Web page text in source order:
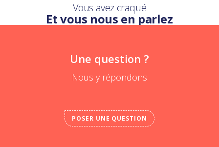
Vous avez craqué
Et vous nous en parlez
Une question ?
Nous y répondons
POSER UNE QUESTION